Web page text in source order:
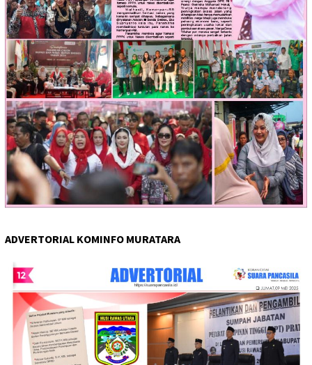
ADVERTORIAL KOMINFO MURATARA